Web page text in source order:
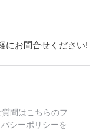
にお問合せください!